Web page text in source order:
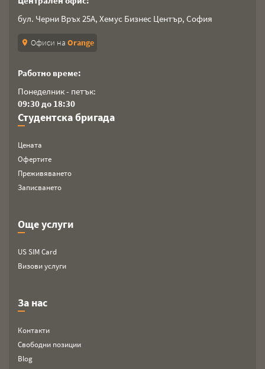
бул. Черни Връх 25А, Хемус Бизнес Център, София
location_on Офиси на Orange
Работно време:
Понеделник - петък:
09:30 до 18:30
Студентска бригада
Цената
Офертите
Преживяването
Записването
Още услуги
US SIM Card
Визови услуги
За нас
Контакти
Свободни позиции
Blog